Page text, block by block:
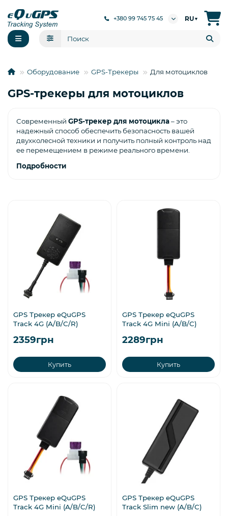
+380 99 745 75 45 RU▼
Оборудование GPS-Трекеры Для мотоциклов
GPS-трекеры для мотоциклов
Современный GPS-трекер для мотоцикла– это
надежный способ обеспечить безопасность вашей
двухколесной техники и получить полный контроль над
ее перемещением в режиме реального времени.
Подробности
GPS Трекер eQuGPS
Track 4G (A/B/C/R)
2359грн
Купить
GPS Трекер eQuGPS
Track 4G Mini (A/B/C)
2289грн
Купить
GPS Трекер eQuGPS
Track 4G Mini (A/B/C/R)
GPS Трекер eQuGPS
Track Slim new (A/B/C)